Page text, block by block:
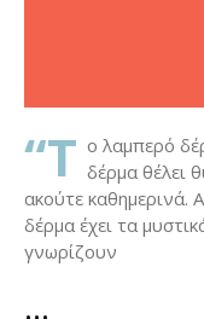
“T o λαμπερό
δέρμα θέλει
ακούτε καθημερινά.
δέρμα έχει τα
γνωρίζουν